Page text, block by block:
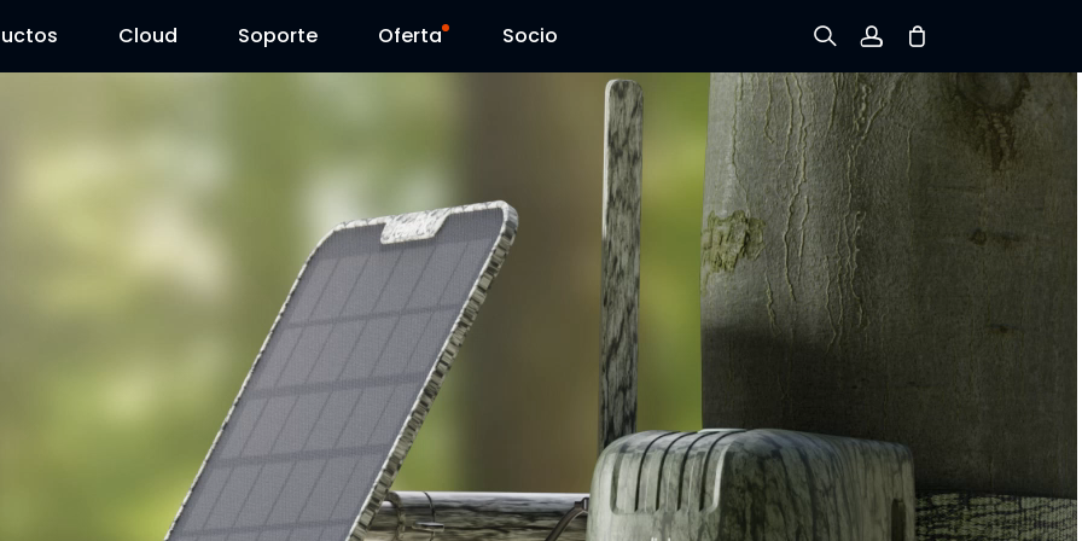
Cloud Soporte
Centro de Descarga
Contáctenos
Oferta
Reolink Day
Socio
Registrarse
Iniciar sesión
Rastree el Pedido